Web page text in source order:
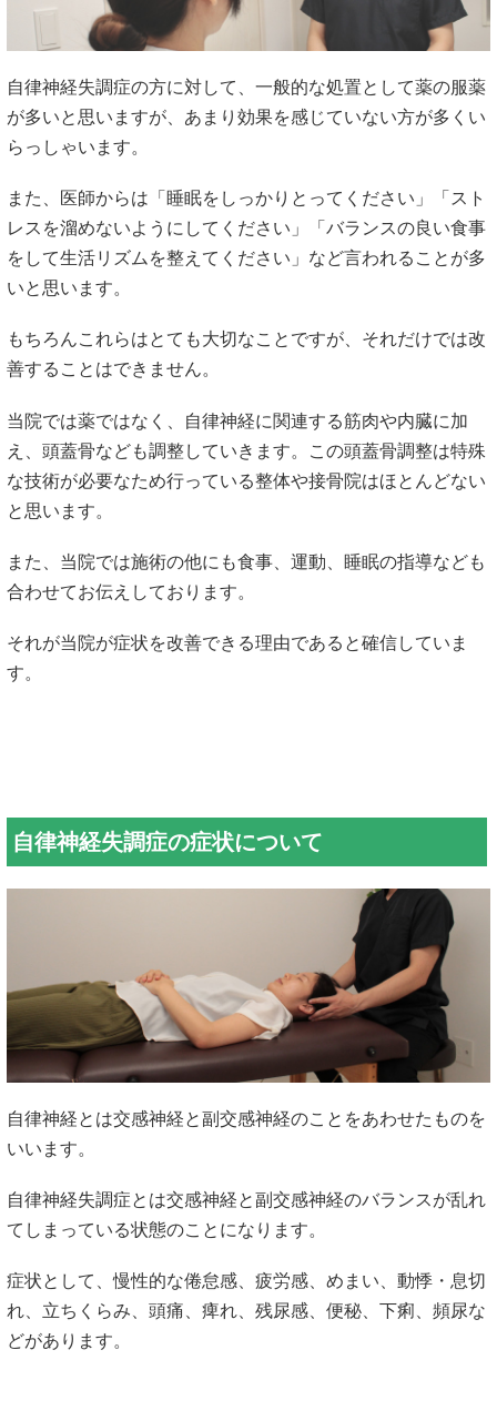
自律神経失調症の方に対して、一般的な処置として薬の服薬
が多いと思いますが、あまり効果を感じていない方が多くい
らっしゃいます。
また、医師からは「睡眠をしっかりとってください」「スト
レスを溜めないようにしてください」「バランスの良い食事
をして生活リズムを整えてください」など言われることが多
いと思います。
もちろんこれらはとても大切なことですが、それだけでは改
善することはできません。
当院では薬ではなく、自律神経に関連する筋肉や内臓に加
え、頭蓋骨なども調整していきます。この頭蓋骨調整は特殊
な技術が必要なため行っている整体や接骨院はほとんどない
と思います。
また、当院では施術の他にも食事、運動、睡眠の指導なども
合わせてお伝えしております。
それが当院が症状を改善できる理由であると確信していま
す。
自律神経失調症の症状について
自律神経とは交感神経と副交感神経のことをあわせたものを
いいます。
自律神経失調症とは交感神経と副交感神経のバランスが乱れ
てしまっている状態のことになります。
症状として、慢性的な倦怠感、疲労感、めまい、動悸・息切
れ、立ちくらみ、頭痛、痺れ、残尿感、便秘、下痢、頻尿な
どがあります。